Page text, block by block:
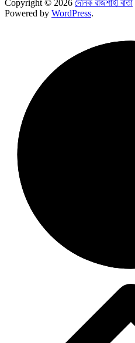
Copyright © 2026দৈনিক রাজশাহী বার্তা
Powered by WordPress.